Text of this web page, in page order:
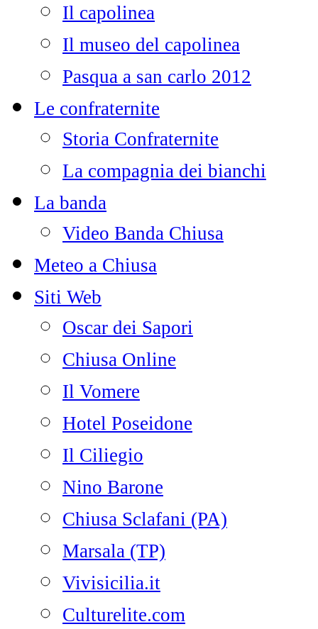
Il capolinea
Il museo del capolinea
Pasqua a san carlo 2012
Le confraternite
Storia Confraternite
La compagnia dei bianchi
La banda
Video Banda Chiusa
Meteo a Chiusa
Siti Web
Oscar dei Sapori
Chiusa Online
Il Vomere
Hotel Poseidone
Il Ciliegio
Nino Barone
Chiusa Sclafani (PA)
Marsala (TP)
Vivisicilia.it
Culturelite.com